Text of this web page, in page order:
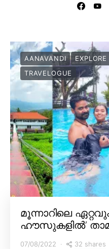
AANAVANDI EXPLORE
TRAVELOGUE
മൂന്നാറിലെ ഏറ്റവും
ഹൗസുകളിൽ’
07/08/2022 32 shares